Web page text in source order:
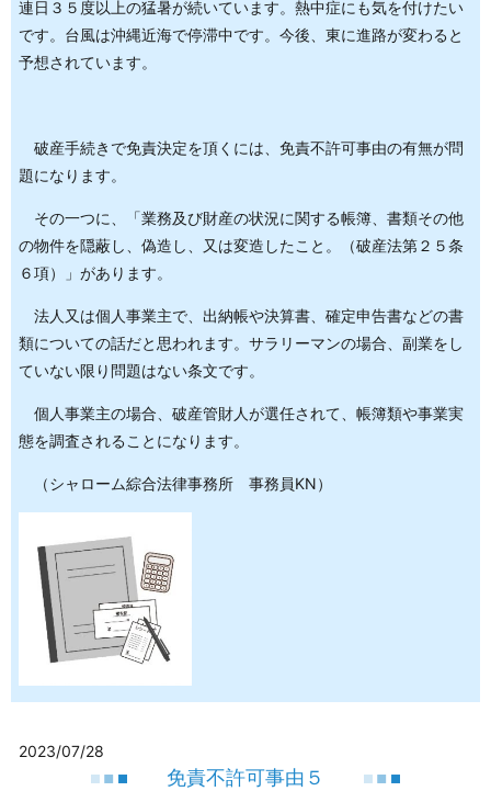
連日３５度以上の猛暑が続いています。熱中症にも気を付けたい
です。台風は沖縄近海で停滞中です。今後、東に進路が変わると
予想されています。
破産手続きで免責決定を頂くには、免責不許可事由の有無が問
題になります。
その一つに、「業務及び財産の状況に関する帳簿、書類その他
の物件を隠蔽し、偽造し、又は変造したこと。（破産法第２５条
６項）」があります。
法人又は個人事業主で、出納帳や決算書、確定申告書などの書
類についての話だと思われます。サラリーマンの場合、副業をし
ていない限り問題はない条文です。
個人事業主の場合、破産管財人が選任されて、帳簿類や事業実
態を調査されることになります。
（シャローム綜合法律事務所 事務員KN）
2023/07/28
免責不許可事由５